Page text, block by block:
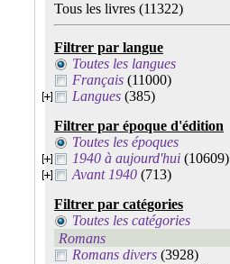
Tous les livres (11322)
Filtrer par langue
Toutes les langues
Français (11000)
Langues (385)
Filtrer par époque d'édition
Toutes les époques
1940 à aujourd'hui (10609)
Avant 1940 (713)
Filtrer par catégories
Toutes les catégories
Romans
Romans divers (3928)